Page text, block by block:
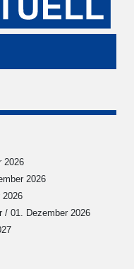
2026
2026
2026
/ 01. Dezember 2026